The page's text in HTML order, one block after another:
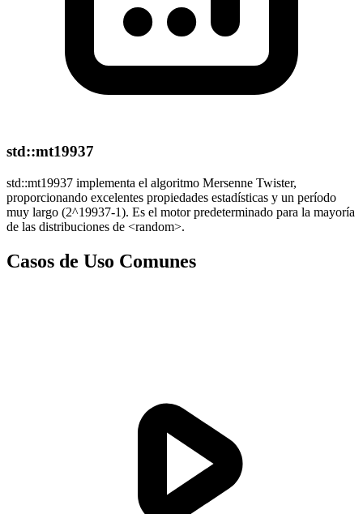
std::mt19937
std::mt19937 implementa el algoritmo Mersenne Twister,
proporcionando excelentes propiedades estadísticas y un período
muy largo (2^19937-1). Es el motor predeterminado para la mayoría
de las distribuciones de <random>.
Casos de Uso Comunes